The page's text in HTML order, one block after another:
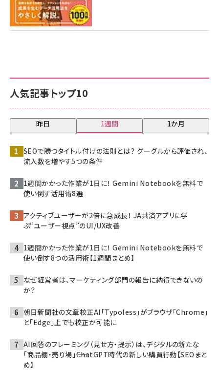
人気記事トップ10
昨日 1週間 1か月
SEOで勝つタイトル付けの法則とは？ グーグルから評価され、
流入数を増やす5つの条件
1週間かかった作業が1日に！ Gemini Notebookを無料で
使い倒す活用術8選
アクティブユーザーが2倍に急成長！ JA共済アプリに学
ぶ“ユーザー視点”のUI/UX改善
1週間かかった作業が1日に！ Gemini Notebookを無料で
使い倒す8つの活用術【1週間まとめ】
なぜ経営者は、マーケティング部門の報告に納得できないの
か？
朝日新聞社の文章校正AI「Typoless」がブラウザ「Chrome」
と「Edge」上でも校正が可能に
AI回答のフレーミング（見せ方・提示）は、デジタルの新たな
「商品棚・売り場」――ChatGPT時代の新しい購買行動【SEOまと
め】